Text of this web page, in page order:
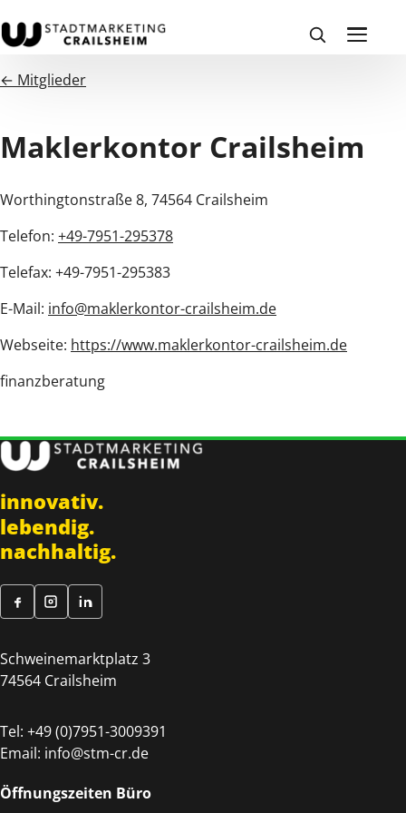
← Mitglieder
Maklerkontor Crailsheim
Worthingtonstraße 8, 74564 Crailsheim
Telefon: +49-7951-295378
Telefax: +49-7951-295383
E-Mail: info@maklerkontor-crailsheim.de
Webseite: https://www.maklerkontor-crailsheim.de
finanzberatung
innovativ.
lebendig.
nachhaltig.
Schweinemarktplatz 3
74564 Crailsheim
Tel: +49 (0)7951-3009391
Email: info@stm-cr.de
Öffnungszeiten Büro